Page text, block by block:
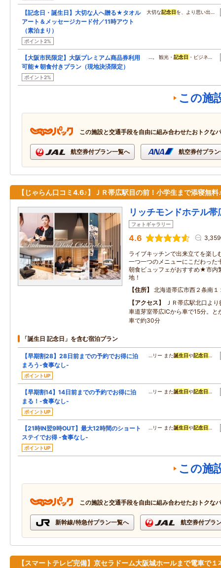
【記念日・誕生日】大切な人へ贈る★タオル
アート＆メッセージカード付／11時アウト
（素泊まり）
ポイント2%
大切な記念日 を、より思い出…
【大阪市民限定】大阪プレミアム商品券利用
可能★朝食付きプラン（現地決済限定）
ポイント2%
…。 観光・記念日 ・ビジネ…
この施
この施設と交通手段を自由に組み合わせたおトクな
航空券付プラン一覧へ 航空券付プラ
【じゃらん口コミ4.6♪】ＪＲ帯広駅目の前！小学生まで添寝無料
リッチモンドホテル帯
フォトギャラリー
4.6
ライブキッチンで出来立てを楽し
一つ一つのメニューにこだわった
朝食ビュッフェがおすすめ★市内
地！
住所
北海道帯広市西２条南
アクセス
ＪＲ帯広駅北口よ
車道芽室帯広ICから車で15分。と
車で約30分
「誕生日 記念日」を含む宿泊プラン
【早期割28】28日前までの予約でお得に泊
まろう-食事なし-
ポイントUP
…リー また誕生日や記念日 …
【早期割14】14日前までの予約でお得に泊
まる！-食事なし-
ポイントUP
…リー また誕生日や記念日 …
【21時IN翌9時OUT】最大12時間のショート
ステイでお得 -食事なし-
ポイントUP
…リー また誕生日や記念日 …
この施
この施設と交通手段を自由に組み合わせたおトクな
新幹線/特急付プラン一覧へ 航空券付プラ
【スマートテレビ完備】京セラドーム大阪城ホールまで電車で１